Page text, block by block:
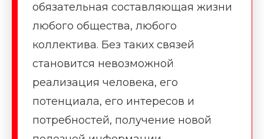
обязательная составляющая жизни
любого общества, любого
коллектива. Без таких связей
становится невозможной
реализация человека, его
потенциала, его интересов и
потребностей, получение новой